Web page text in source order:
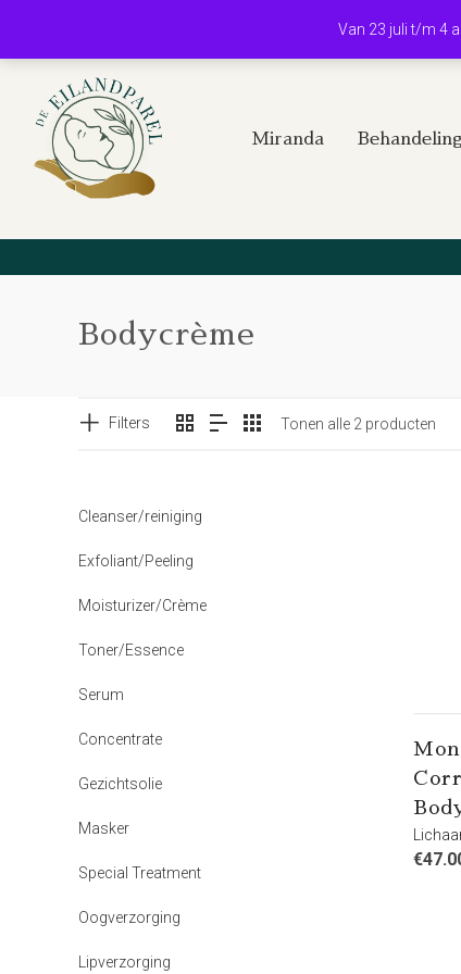
Van 23 juli t/m 4
Miranda
Bodycrème
Filters Tonen alle 2 producten
€
Cleanser/reiniging
Exfoliant/Peeling
Moisturizer/Crème
Toner/Essence
Serum
Concentrate
Gezichtsolie
Masker
Special Treatment
Oogverzorging
Lipverzorging